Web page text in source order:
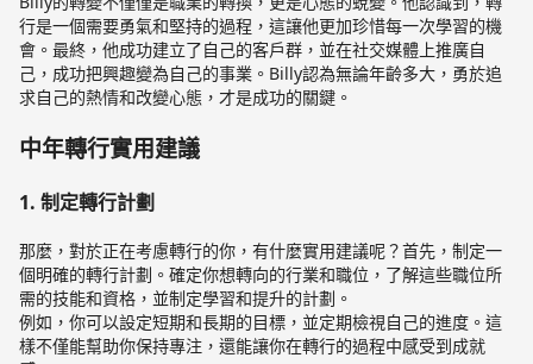
行是一個需要勇氣和堅持的過程，這讓他更加珍惜每一次學習的機
會。最終，他成功建立了自己的客戶群，並在社交媒體上推廣自
己，成功把興趣變為自己的事業。Billy認為無論年齡多大，勇於追
求自己的熱情和改變心態，才是成功的關鍵。
中年轉行實用建議
1. 制定轉行計劃
那麼，對於正在考慮轉行的你，有什麼實用建議呢？首先，制定一
個明確的轉行計劃。確定你想轉向的行業和職位，了解這些職位所
需的技能和資格，並制定學習和提升的計劃。
例如，你可以設定短期和長期的目標，並定期檢視自己的進度。這
樣不僅能幫助你保持專注，還能讓你在轉行的過程中感受到成就